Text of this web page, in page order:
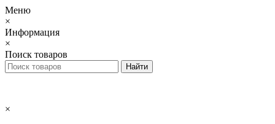
Меню
×
Информация
×
Поиск товаров
×